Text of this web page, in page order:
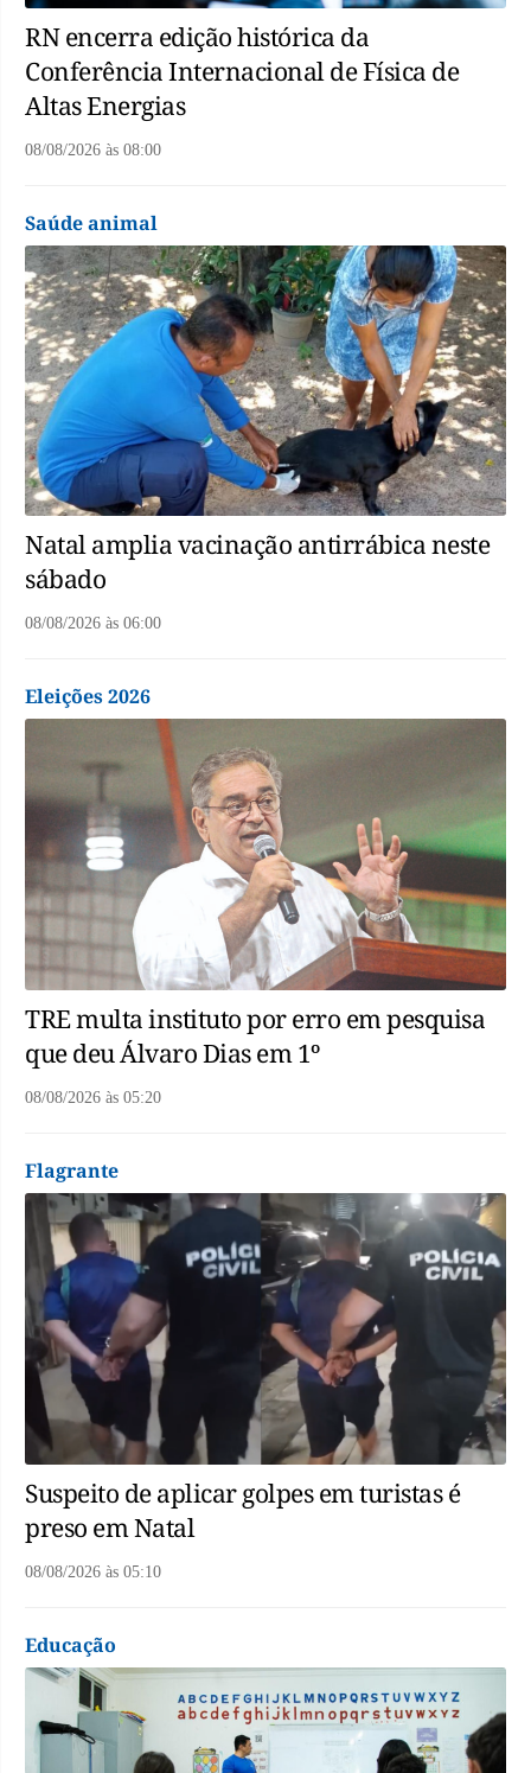
RN encerra edição histórica da
Conferência Internacional de Física de
Altas Energias
08/08/2026 às 08:00
Saúde animal
Natal amplia vacinação antirrábica neste
sábado
08/08/2026 às 06:00
Eleições 2026
TRE multa instituto por erro em pesquisa
que deu Álvaro Dias em 1º
08/08/2026 às 05:20
Flagrante
Suspeito de aplicar golpes em turistas é
preso em Natal
08/08/2026 às 05:10
Educação